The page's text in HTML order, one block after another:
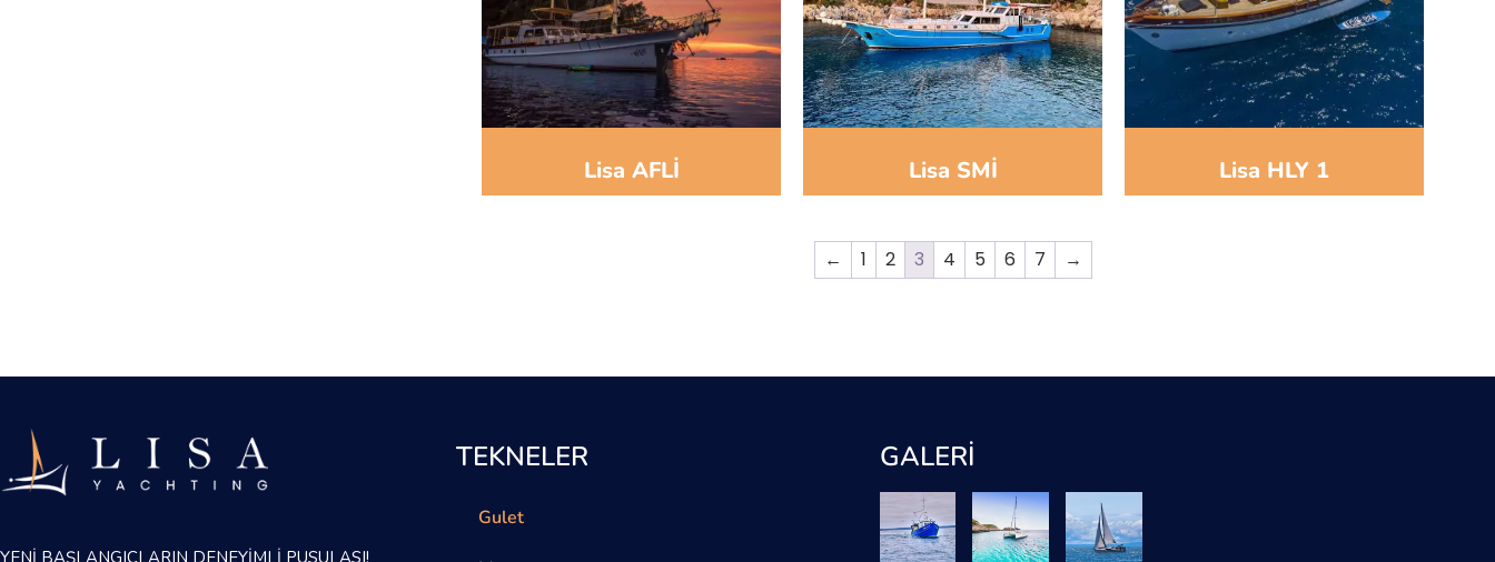
Lisa AFLİ Lisa SMİ Lisa HLY 1
← 1 2 3 4 5 6 7 →
YENİ BAŞLANGIÇLARIN DENEYİMLİ PUSULASI!
TEKNELER
Gulet
GALERİ